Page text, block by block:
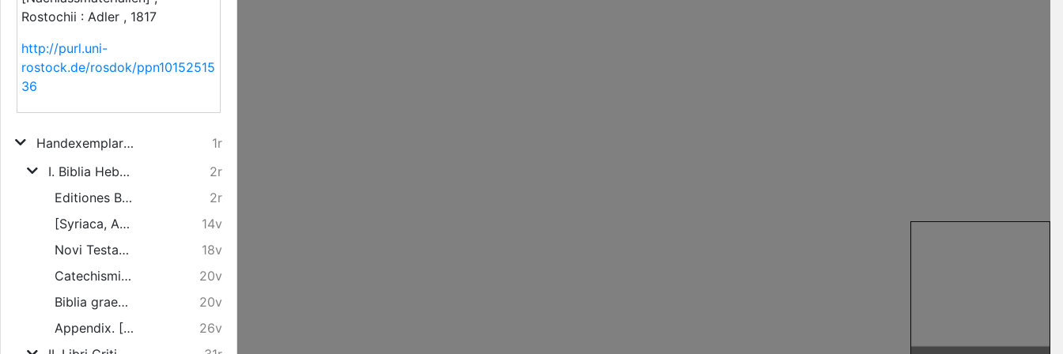
Rostochii : Adler , 1817
http://purl.uni-
rostock.de/rosdok/ppn10152515
36
Handexemplar: Catalogus Bibliothecae Olai Gerhardi Tychsen Celeberrimi nuper in Academia Rostochiensi Linguarr. Orientall. Professoris qua continentur Libri tam typis expressi, quam manuscripti Numi Orientales et Occidentales ... Quorum Venditio fiet inde a Die IX. Aprilis Anni MDCCCXVII.
1r
I. Biblia Hebraea aliisque linguis conscripta. [Nr. 1-421, Nr. 1-15. S. 1-27]
2r
Editiones Biblior. Hebraicor. [Nr. 1-237. S. 1-14]
2r
[Syriaca, Arabica, Turcica, Aethiopica, Indostanica, Damulica, Singalica, Judaeo-Germanica etc.] ... Bibliorum versio ... [Nr. 238-307. S. 14-18]
14v
Novi Testamenti. [Nr. 308-325. S. 18-19]
18v
Catechismi in variis linguis [Nr. 326-329. S. 20]
20v
Biblia graeca, lat. etc. [Nr. 330-431. S. 20-26]
20v
Appendix. [Nr. 1-15. S. 26-27]
26v